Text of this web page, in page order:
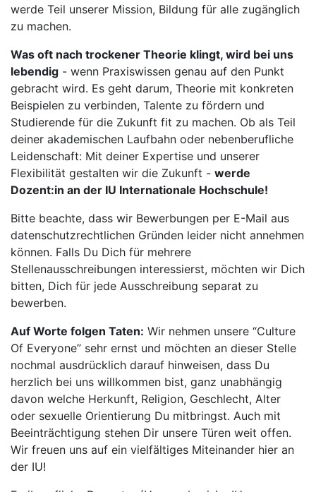
werde Teil unserer Mission, Bildung für alle zugänglich
zu machen.
Was oft nach trockener Theorie klingt, wird bei uns
lebendig - wenn Praxiswissen genau auf den Punkt
gebracht wird. Es geht darum, Theorie mit konkreten
Beispielen zu verbinden, Talente zu fördern und
Studierende für die Zukunft fit zu machen. Ob als Teil
deiner akademischen Laufbahn oder nebenberufliche
Leidenschaft: Mit deiner Expertise und unserer
Flexibilität gestalten wir die Zukunft - werde
Dozent:in an der IU Internationale Hochschule!
Bitte beachte, dass wir Bewerbungen per E-Mail aus
datenschutzrechtlichen Gründen leider nicht annehmen
können. Falls Du Dich für mehrere
Stellenausschreibungen interessierst, möchten wir Dich
bitten, Dich für jede Ausschreibung separat zu
bewerben.
Auf Worte folgen Taten: Wir nehmen unsere “Culture
Of Everyone” sehr ernst und möchten an dieser Stelle
nochmal ausdrücklich darauf hinweisen, dass Du
herzlich bei uns willkommen bist, ganz unabhängig
davon welche Herkunft, Religion, Geschlecht, Alter
oder sexuelle Orientierung Du mitbringst. Auch mit
Beeinträchtigung stehen Dir unsere Türen weit offen.
Wir freuen uns auf ein vielfältiges Miteinander hier an
der IU!